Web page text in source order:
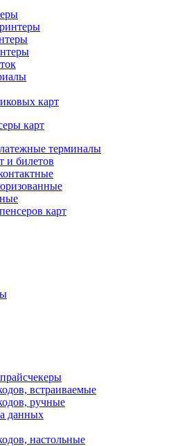
карт
карт
терминалы
и билетов
карт
встраиваемые
ручные
данных
настольные